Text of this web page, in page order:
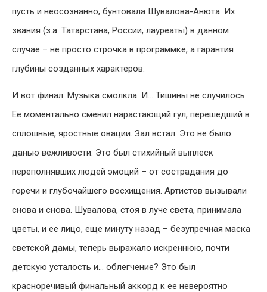
пусть и неосознанно, бунтовала Шувалова-Анюта. Их
звания (з.а. Татарстана, России, лауреаты) в данном
случае – не просто строчка в программке, а гарантия
глубины созданных характеров.
И вот финал. Музыка смолкла. И… Тишины не случилось.
Ее моментально сменил нарастающий гул, перешедший в
сплошные, яростные овации. Зал встал. Это не было
данью вежливости. Это был стихийный выплеск
переполнявших людей эмоций – от сострадания до
горечи и глубочайшего восхищения. Артистов вызывали
снова и снова. Шувалова, стоя в луче света, принимала
цветы, и ее лицо, еще минуту назад – безупречная маска
светской дамы, теперь выражало искреннюю, почти
детскую усталость и… облегчение? Это был
красноречивый финальный аккорд к ее невероятно